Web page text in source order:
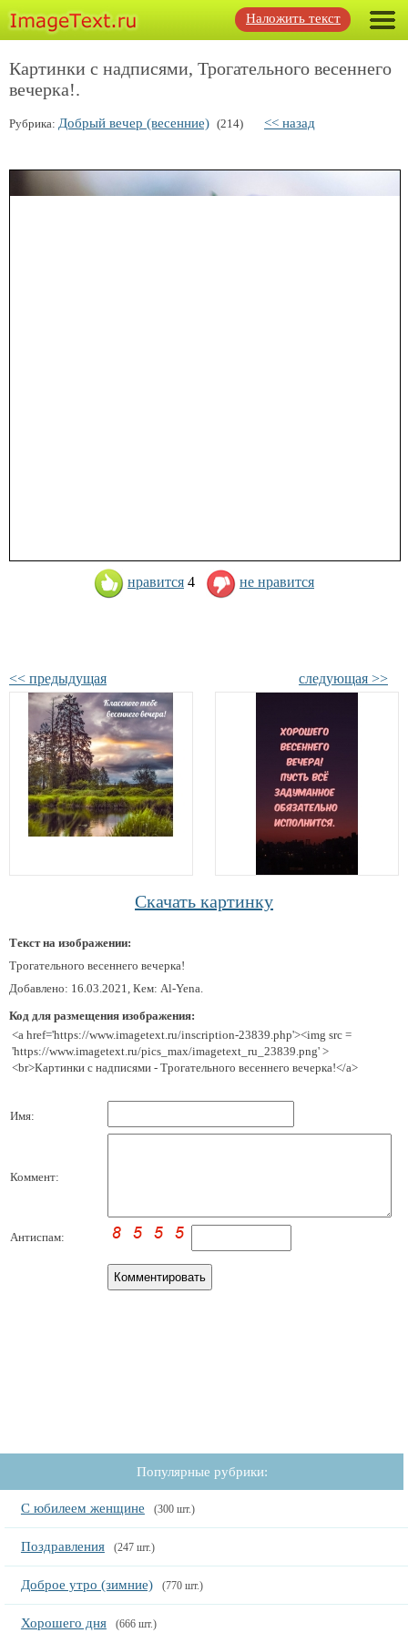
Наложить текст
Картинки с надписями, Трогательного весеннего
вечерка!.
Рубрика: Добрый вечер (весенние) (214) << назад
нравится 4 не нравится
<< предыдущая следующая >>
Скачать картинку
Текст на изображении:
Трогательного весеннего вечерка!
Добавлено: 16.03.2021, Кем: Al-Yena.
Код для размещения изображения:
<a href='https://www.imagetext.ru/inscription-23839.php'><img src =
'https://www.imagetext.ru/pics_max/imagetext_ru_23839.png' >
<br>Картинки с надписями - Трогательного весеннего вечерка!</a>
Имя:
Коммент:
Антиспам:
Популярные рубрики:
С юбилеем женщине (300 шт.)
Поздравления (247 шт.)
Доброе утро (зимние) (770 шт.)
Хорошего дня (666 шт.)